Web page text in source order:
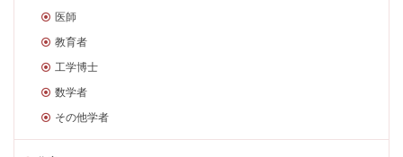
医師
教育者
工学博士
数学者
その他学者